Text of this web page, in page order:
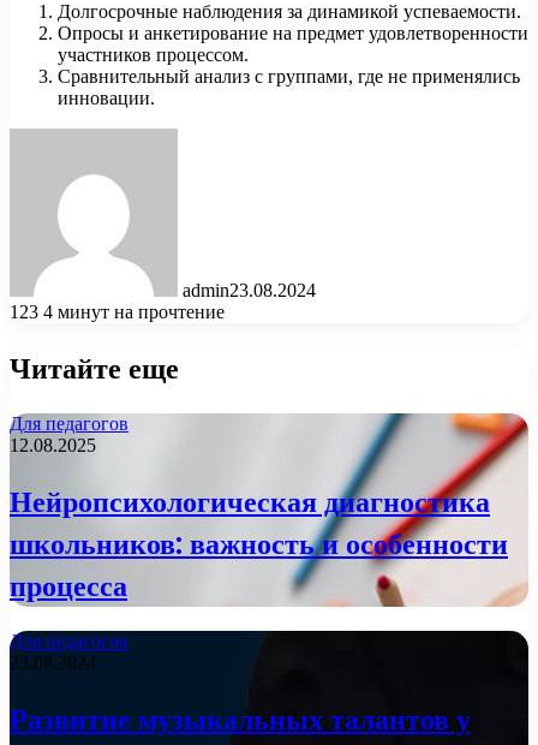
Долгосрочные наблюдения за динамикой успеваемости.
Опросы и анкетирование на предмет удовлетворенности
участников процессом.
Сравнительный анализ с группами, где не применялись
инновации.
admin23.08.2024
123 4 минут на прочтение
Читайте еще
Для педагогов
12.08.2025
Нейропсихологическая диагностика
школьников: важность и особенности
процесса
Для педагогов
23.08.2024
Развитие музыкальных талантов у